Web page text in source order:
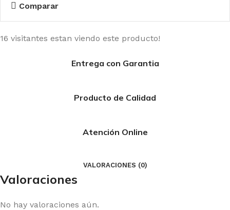
Comparar
16 visitantes estan viendo este producto!
Entrega con Garantia
Producto de Calidad
Atención Online
VALORACIONES (0)
Valoraciones
No hay valoraciones aún.